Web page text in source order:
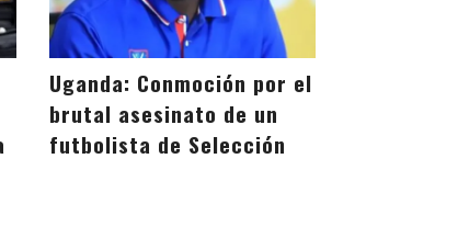
Uganda: Conmoción por el
brutal asesinato de un
futbolista de Selección